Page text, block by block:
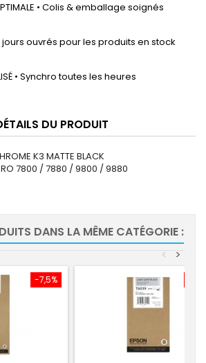
• Colis & emballage soignés
2 jours ouvrés pour les produits en stock
• Synchro toutes les heures
DU PRODUIT
K3 MATTE BLACK
7800 / 7880 / 9800 / 9880
DANS LA MÊME CATÉGORIE :
>
<
-7,5%